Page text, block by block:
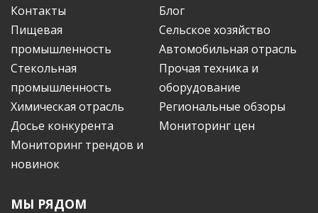
Контакты
Блог
Пищевая
промышленность
Сельское хозяйство
Автомобильная отрасль
Стекольная
промышленность
Прочая техника и
оборудование
Химическая отрасль
Региональные обзоры
Досье конкурента
Мониторинг цен
Мониторинг трендов и
новинок
МЫ РЯДОМ